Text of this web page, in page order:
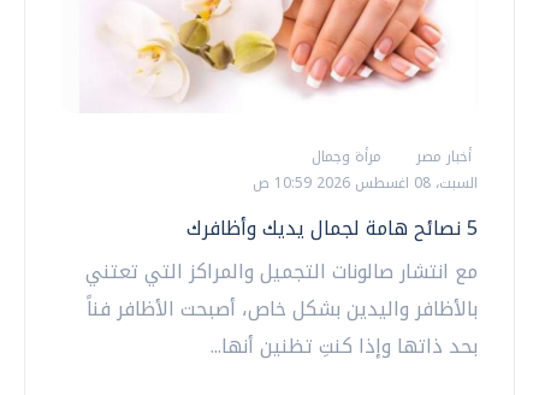
أخبار مصر
مرأة وجمال
السبت، 08 اغسطس 2026 10:59 ص
5 نصائح هامة لجمال يديك وأظافرك
مع انتشار صالونات التجميل والمراكز التي تعتني
بالأظافر واليدين بشكل خاص، أصبحت الأظافر فناً
بحد ذاتها وإذا كنتِ تظنين أنها...